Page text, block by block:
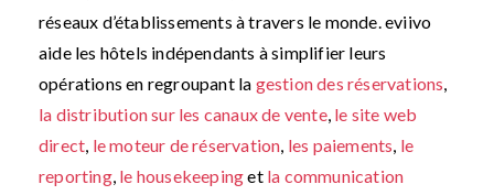
réseaux d’établissements à travers le monde. eviivo
aide les hôtels indépendants à simplifier leurs
opérations en regroupant la gestion des réservations,
la distribution sur les canaux de vente, le site web
direct, le moteur de réservation, les paiements, le
reporting, le housekeepinget la communication